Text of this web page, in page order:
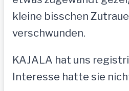
kleine bisschen
verschwunden.
KAJALA hat uns
Interesse hatte sie